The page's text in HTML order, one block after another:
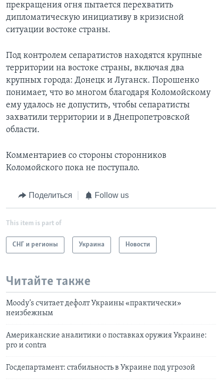
прекращения огня пытается перехватить
дипломатическую инициативу в кризисной
ситуации востоке страны.
Под контролем сепаратистов находятся крупные
территории на востоке страны, включая два
крупных города: Донецк и Луганск. Порошенко
понимает, что во многом благодаря Коломойскому
ему удалось не допустить, чтобы сепаратисты
захватили территории и в Днепропетровской
области.
Комментариев со стороны сторонников
Коломойского пока не поступало.
Поделиться Follow us
This item is part of
СНГ и регионы Украина Новости
Читайте также
Moody’s считает дефолт Украины «практически»
неизбежным
Американские аналитики о поставках оружия Украине:
pro и contra
Госдепартамент: стабильность в Украине под угрозой